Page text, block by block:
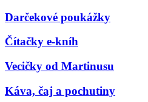
Darčekové poukážky
Čítačky e-kníh
Vecičky od Martinusu
Káva, čaj a pochutiny